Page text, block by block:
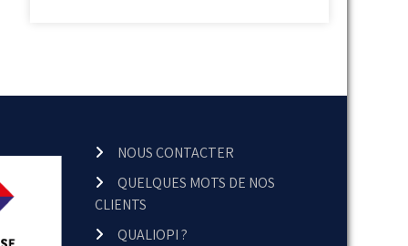
NOUS CONTACTER
QUELQUES MOTS DE NOS
CLIENTS
QUALIOPI ?